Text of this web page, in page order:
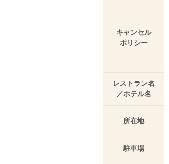
キャンセル
ポリシー
レストラン名
／ホテル名
所在地
駐車場